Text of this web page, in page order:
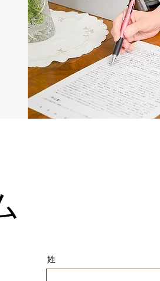
姓